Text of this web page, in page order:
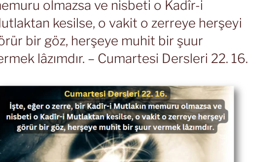
olmazsa ve nisbeti o Kadîr-i
kesilse, o vakit o zerreye herşeyi
bir göz, herşeye muhit bir şuur
lâzımdır. – Cumartesi Dersleri 22. 16.